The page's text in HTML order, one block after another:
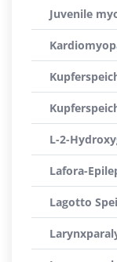
Juvenile
L-2-
Lafora-
Lagotto